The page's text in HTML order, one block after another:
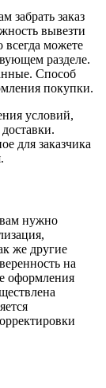
забрать заказ
вывезти
можете
разделе.
Способ
покупки.
условий,
для заказчика
нужно
же другие
на
оформления